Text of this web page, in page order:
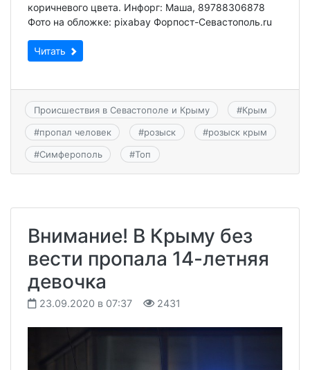
коричневого цвета. Инфорг: Маша, 89788306878
Фото на обложке: pixabay Форпост-Севастополь.ru
Читать
Происшествия в Севастополе и Крыму #Крым
#пропал человек #розыск #розыск крым
#Симферополь #Топ
Внимание! В Крыму без
вести пропала 14-летняя
девочка
23.09.2020 в 07:37 2431